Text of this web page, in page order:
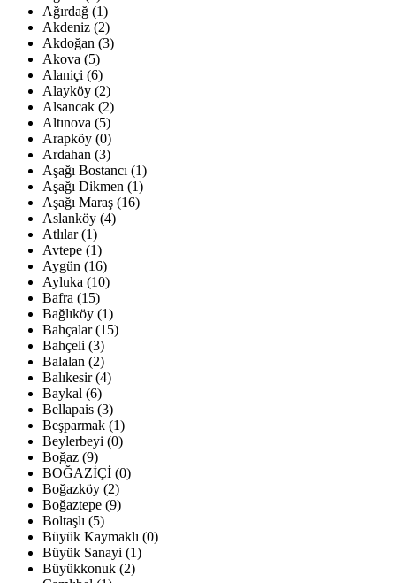
Ağırdağ (1)
Akdeniz (2)
Akdoğan (3)
Akova (5)
Alaniçi (6)
Alayköy (2)
Alsancak (2)
Altınova (5)
Arapköy (0)
Ardahan (3)
Aşağı Bostancı (1)
Aşağı Dikmen (1)
Aşağı Maraş (16)
Aslanköy (4)
Atlılar (1)
Avtepe (1)
Aygün (16)
Ayluka (10)
Bafra (15)
Bağlıköy (1)
Bahçalar (15)
Bahçeli (3)
Balalan (2)
Balıkesir (4)
Baykal (6)
Bellapais (3)
Beşparmak (1)
Beylerbeyi (0)
Boğaz (9)
BOĞAZİÇİ (0)
Boğazköy (2)
Boğaztepe (9)
Boltaşlı (5)
Büyük Kaymaklı (0)
Büyük Sanayi (1)
Büyükkonuk (2)